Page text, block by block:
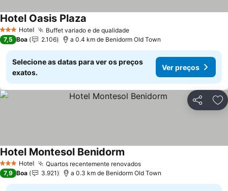
3 EstrelasHotel Buffet variado e de qualidadeVer preços
Hotel Oasis Plaza
7,5 Boa 2.106 a 0.4 km de Benidorm Old Town
Selecione as datas para ver os preços
exatos.
Ver preços
Partilhar
3 EstrelasHotel Quartos recentemente renovadosVer preços
Hotel Montesol Benidorm
7,9 Boa 3.921 a 0.3 km de Benidorm Old Town